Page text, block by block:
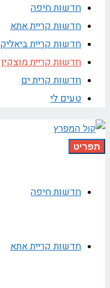
חדשות חיפה
חדשות קריית אתא
חדשות קריית ביאליק
חדשות קריית מוצקין
חדשות קרית ים
טעים לי
תפריט
חדשות חיפה
חדשות קריית אתא